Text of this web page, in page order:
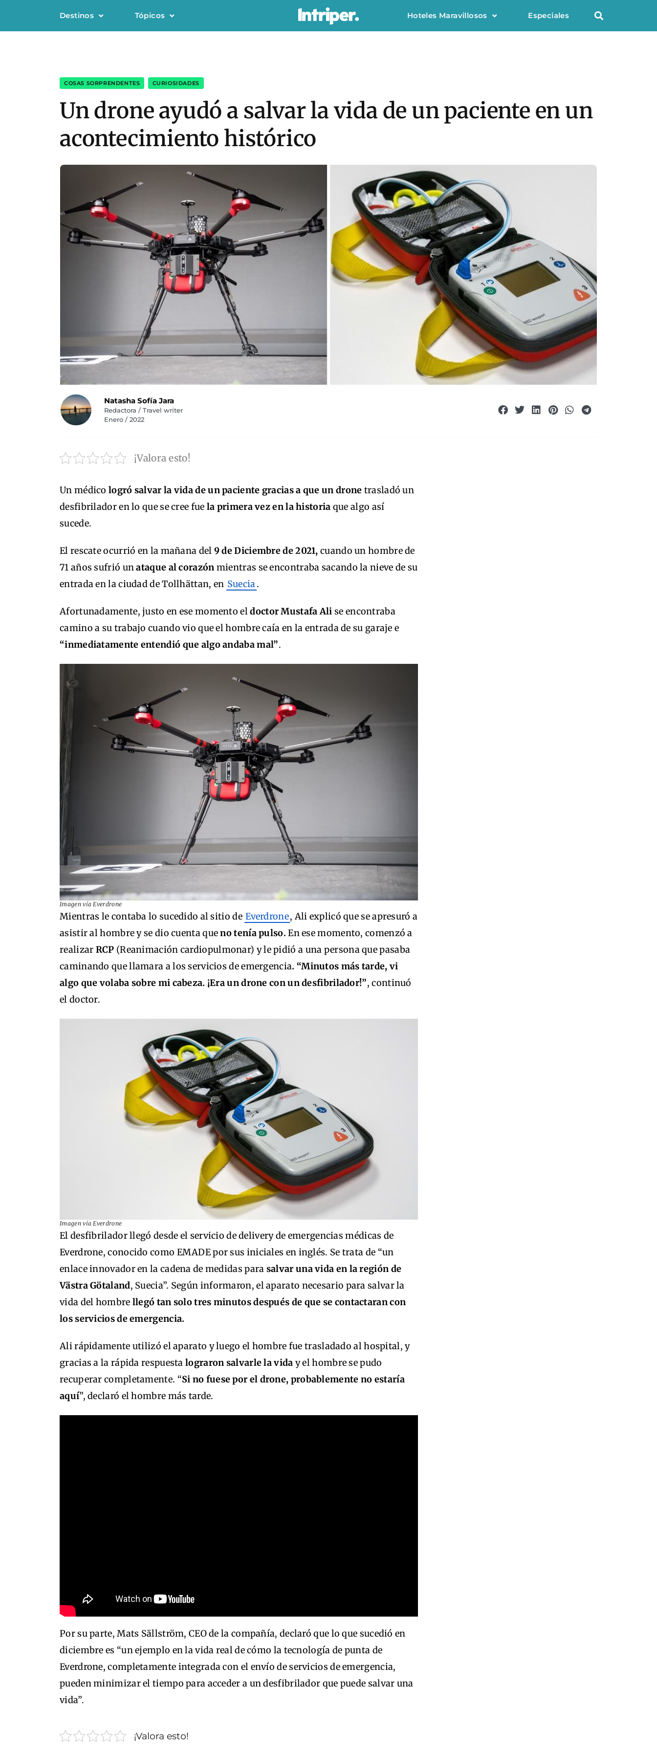
Destinos Tópicos Hoteles Maravillosos Especiales
COSAS SORPRENDENTES CURIOSIDADES
Un drone ayudó a salvar la vida de un paciente en un
acontecimiento histórico
Natasha Sofía Jara
Redactora / Travel writer
Enero / 2022
¡Valora esto!
Un médico logró salvar la vida de un paciente gracias a que un drone trasladó un
desfibrilador en lo que se cree fue la primera vez en la historia que algo así
sucede.
El rescate ocurrió en la mañana del 9 de Diciembre de 2021,cuando un hombre de
71 años sufrió unataque al corazón mientras se encontraba sacando la nieve de su
entrada en la ciudad de Tollhättan, en Suecia.
Afortunadamente, justo en ese momento eldoctor Mustafa Ali se encontraba
camino a su trabajo cuando vio que el hombre caía en la entrada de su garaje e
“inmediatamente entendió que algo andaba mal”.
Imagen vía Everdrone
Mientras le contaba lo sucedido al sitio de Everdrone, Ali explicó que se apresuró a
asistir al hombre y se dio cuenta queno tenía pulso. En ese momento, comenzó a
realizar RCP (Reanimación cardiopulmonar) y le pidió a una persona que pasaba
caminando que llamara a los servicios de emergencia. “Minutos más tarde, vi
algo que volaba sobre mi cabeza. ¡Era un drone con un desfibrilador!”, continuó
el doctor.
Imagen vía Everdrone
El desfibrilador llegó desde el servicio de delivery de emergencias médicas de
Everdrone, conocido como EMADE por sus iniciales en inglés. Se trata de “un
enlace innovador en la cadena de medidas para salvar una vida en la región de
Västra Götaland, Suecia”. Según informaron, el aparato necesario para salvar la
vida del hombre llegó tan solo tres minutos después de que se contactaran con
los servicios de emergencia.
Ali rápidamente utilizó el aparato y luego el hombre fue trasladado al hospital, y
gracias a la rápida respuesta lograron salvarle la vida y el hombre se pudo
recuperar completamente. “Si no fuese por el drone, probablemente no estaría
aquí”, declaró el hombre más tarde.
Por su parte, Mats Sällström, CEO de la compañía, declaró que lo que sucedió en
diciembre es “un ejemplo en la vida real de cómo la tecnología de punta de
Everdrone, completamente integrada con el envío de servicios de emergencia,
pueden minimizar el tiempo para acceder a un desfibrilador que puede salvar una
vida”.
¡Valora esto!